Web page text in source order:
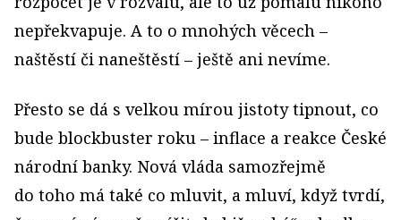
nepřekvapuje. A to o mnohých věcech –
naštěstí či naneštěstí – ještě ani nevíme.
Přesto se dá s velkou mírou jistoty tipnout, co
bude blockbuster roku – inflace a reakce České
národní banky. Nová vláda samozřejmě
do toho má také co mluvit, a mluví, když tvrdí,